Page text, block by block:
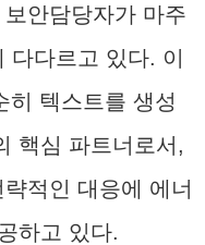
안담당자가 마주
다르고 있다. 이
히 텍스트를 생성
핵심 파트너로서,
적인 대응에 에너
하고 있다.